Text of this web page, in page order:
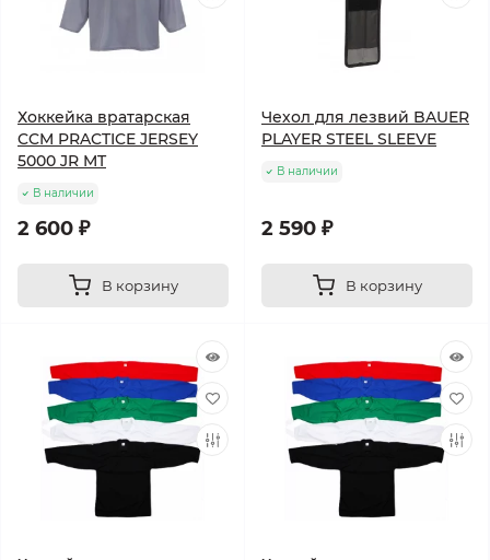
Хоккейка вратарская
CCM PRACTICE JERSEY
5000 JR MT
В наличии
2 600 ₽
В корзину
Чехол для лезвий BAUER
PLAYER STEEL SLEEVE
В наличии
2 590 ₽
В корзину